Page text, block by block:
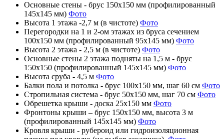
Основные стены - брус 150х150 мм (профилированный
145х145 мм) Фото
Высота 1 этажа -2,7 м (в чистоте) Фото
Перегородки на 1 и 2-ом этажах из бруса сечением
100х150 мм (профилированный 95х145 мм) Фото
Высота 2 этажа - 2,5 м (в чистоте) Фото
Основные стены 2 этажа подняты на 1,5 м - брус
150х150 (профилированный 145х145 мм) Фото
Высота сруба - 4,5 м Фото
Балки пола и потолка - брус 100х150 мм, шаг 60 см Фото
Стропильная система - брус 50х150 мм, шаг 70 см Фото
Обрешетка крыши - доска 25х150 мм Фото
Фронтоны крыши – брус 150х150 мм, высота 3 м
(профилированный 145х145 мм) Фото
Кровля крыши - рубероид или гидроизоляционная